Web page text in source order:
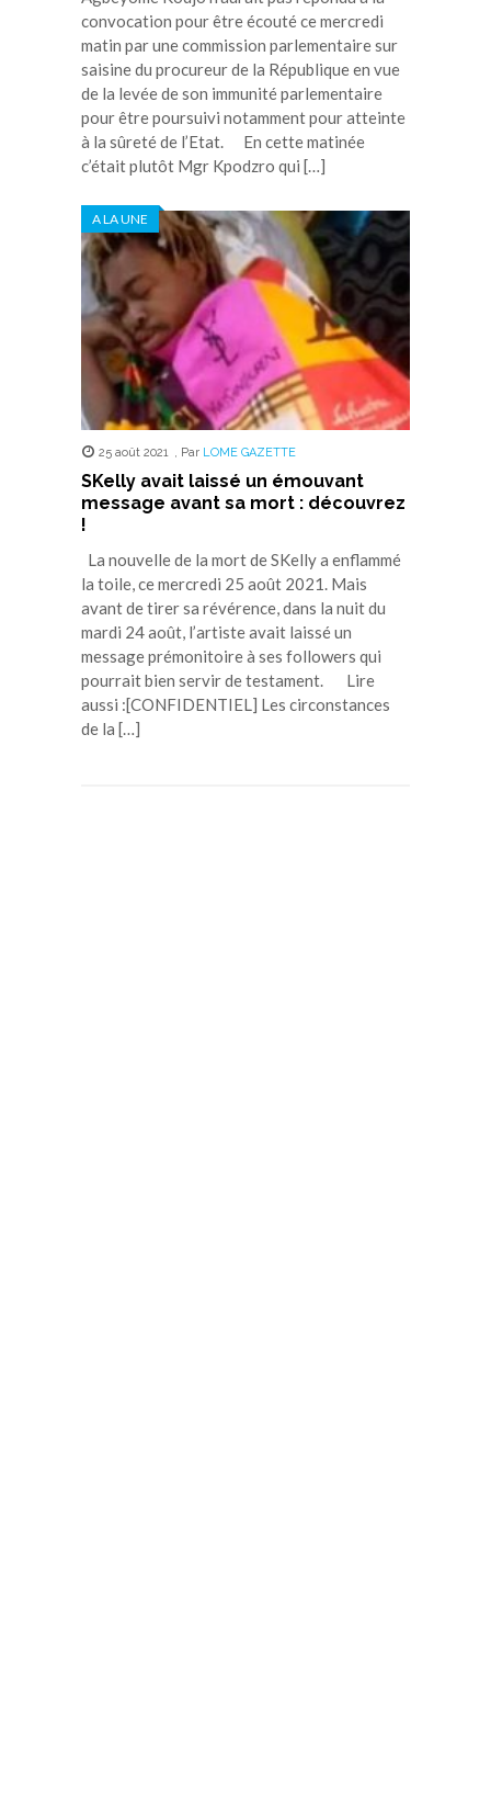
convocation pour être écouté ce mercredi
matin par une commission parlementaire sur
saisine du procureur de la République en vue
de la levée de son immunité parlementaire
pour être poursuivi notamment pour atteinte
à la sûreté de l’Etat. En cette matinée
c’était plutôt Mgr Kpodzro qui […]
A LA UNE
25 août 2021 , Par LOME GAZETTE
SKelly avait laissé un émouvant
message avant sa mort : découvrez
!
La nouvelle de la mort de SKelly a enflammé
la toile, ce mercredi 25 août 2021. Mais
avant de tirer sa révérence, dans la nuit du
mardi 24 août, l’artiste avait laissé un
message prémonitoire à ses followers qui
pourrait bien servir de testament. Lire
aussi :[CONFIDENTIEL] Les circonstances
de la […]